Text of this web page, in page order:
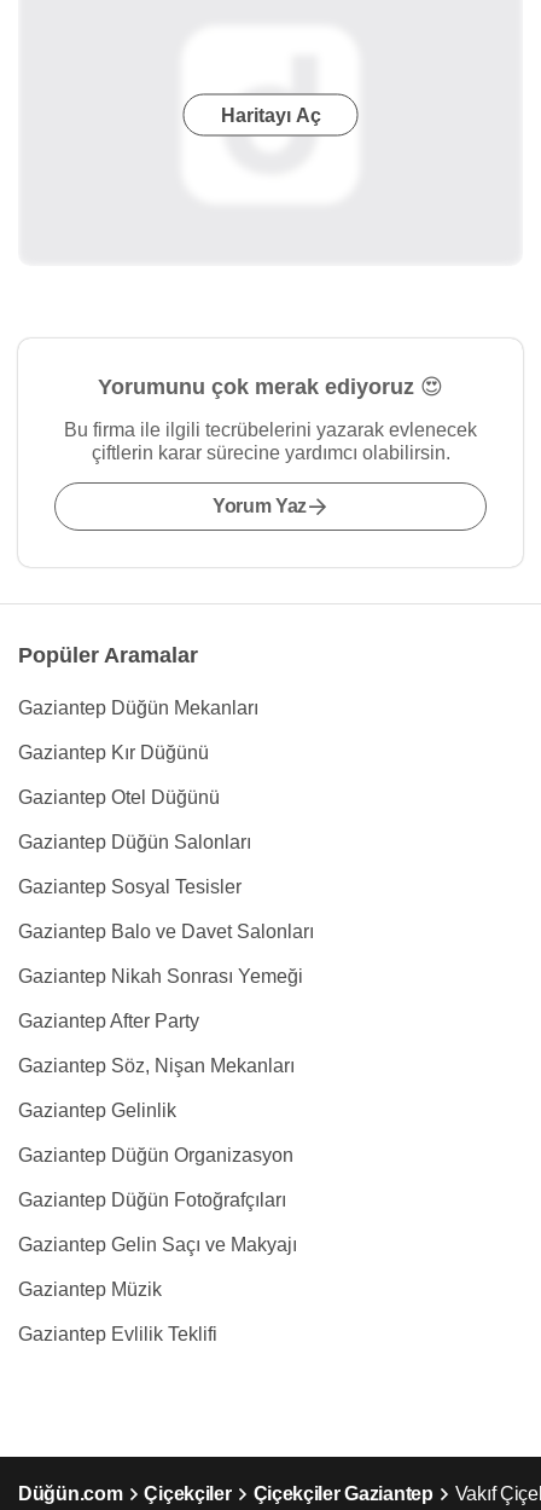
Haritayı Aç
Yorumunu çok merak ediyoruz 😍
Bu firma ile ilgili tecrübelerini yazarak evlenecek
çiftlerin karar sürecine yardımcı olabilirsin.
Yorum Yaz
Popüler Aramalar
Gaziantep Düğün Mekanları
Gaziantep Kır Düğünü
Gaziantep Otel Düğünü
Gaziantep Düğün Salonları
Gaziantep Sosyal Tesisler
Gaziantep Balo ve Davet Salonları
Gaziantep Nikah Sonrası Yemeği
Gaziantep After Party
Gaziantep Söz, Nişan Mekanları
Gaziantep Gelinlik
Gaziantep Düğün Organizasyon
Gaziantep Düğün Fotoğrafçıları
Gaziantep Gelin Saçı ve Makyajı
Gaziantep Müzik
Gaziantep Evlilik Teklifi
Düğün.com Çiçekçiler Çiçekçiler Gaziantep Vakıf